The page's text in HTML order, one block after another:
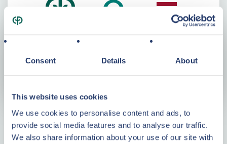
Consent Details About
This website uses cookies
We use cookies to personalise content and ads, to
provide social media features and to analyse our traffic.
We also share information about your use of our site with
Specificaties
Waarom investeren in Center Parcs
Vastgoed?